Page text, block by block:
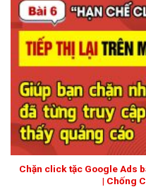
Chặn click tặc Google Ads
| Chống